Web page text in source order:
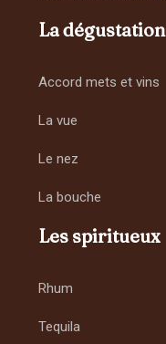
La dégustation
Accord mets et vins
La vue
Le nez
La bouche
Les spiritueux
Rhum
Tequila